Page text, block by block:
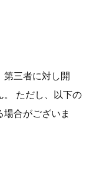
第三者に対し開
。 ただし、以下の
合がございま